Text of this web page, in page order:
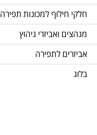
חלקי חילוף למכונות תפירה
מגהצים ואביזרי גיהוץ
אביזרים לתפירה
בלוג